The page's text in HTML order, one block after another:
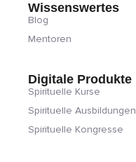
Wissenswertes
Blog
Mentoren
Digitale Produkte
Spirituelle Kurse
Spirituelle Ausbildungen
Spirituelle Kongresse